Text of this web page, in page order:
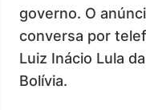
governo. O
conversa por
Luiz Inácio Lula
Bolívia.